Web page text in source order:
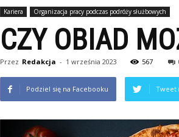
Kariera Organizacja pracy podczas podróży służbowych
CZY OBIAD
Przez Redakcja - 1 września 2023 567
Podziel się na Facebooku Tweet